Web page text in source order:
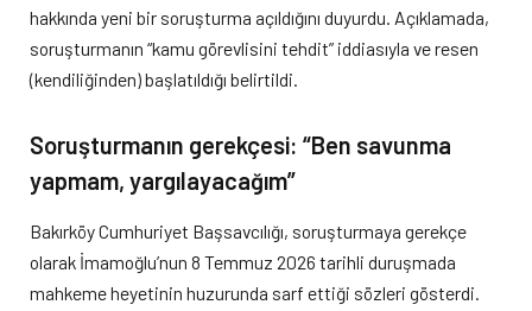
hakkında yeni bir soruşturma açıldığını duyurdu. Açıklamada,
soruşturmanın “kamu görevlisini tehdit” iddiasıyla ve resen
(kendiliğinden) başlatıldığı belirtildi.
Soruşturmanın gerekçesi: “Ben savunma
yapmam, yargılayacağım”
Bakırköy Cumhuriyet Başsavcılığı, soruşturmaya gerekçe
olarak İmamoğlu’nun 8 Temmuz 2026 tarihli duruşmada
mahkeme heyetinin huzurunda sarf ettiği sözleri gösterdi.